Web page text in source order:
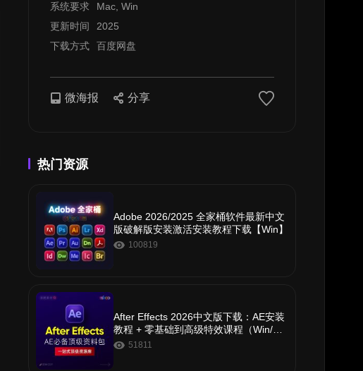
系统要求
Mac, Win
更新时间
2025
下载方式
百度网盘
微海报 分享
热门资源
Adobe 2026/2025 全家桶软件最新中文
版破解版安装激活安装教程下载【Win】
100819
After Effects 2026中文版下载：AE安装
教程 + 零基础到高级特效课程（Win/Ma
c） 51811